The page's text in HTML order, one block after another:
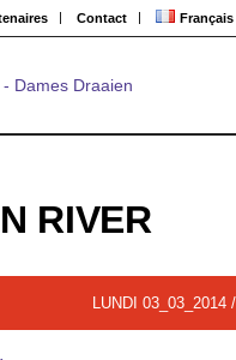
Contact Français
RIVER
LUNDI